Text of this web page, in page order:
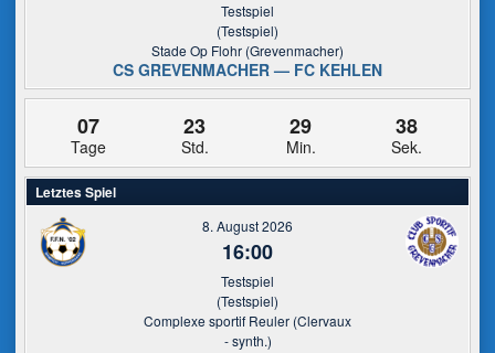
Testspiel
(Testspiel)
Stade Op Flohr (Grevenmacher)
CS GREVENMACHER — FC KEHLEN
07
Tage
23
Std.
29
Min.
38
Sek.
Letztes Spiel
8. August 2026
16:00
Testspiel
(Testspiel)
Complexe sportif Reuler (Clervaux
- synth.)